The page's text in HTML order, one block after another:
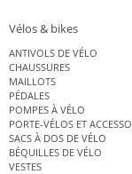
Vélos & bikes
ANTIVOLS DE VÉLO
CHAUSSURES
MAILLOTS
PÉDALES
POMPES À VÉLO
PORTE-VÉLOS ET
SACS À DOS DE VÉLO
BÉQUILLES DE VÉLO
VESTES